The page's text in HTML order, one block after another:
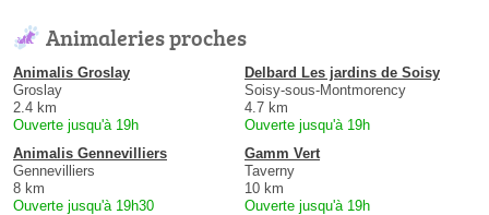
Animaleries proches
Animalis Groslay
Groslay
2.4 km
Ouverte jusqu'à 19h
Delbard Les jardins de Soisy
Soisy-sous-Montmorency
4.7 km
Ouverte jusqu'à 19h
Animalis Gennevilliers
Gennevilliers
8 km
Ouverte jusqu'à 19h30
Gamm Vert
Taverny
10 km
Ouverte jusqu'à 19h